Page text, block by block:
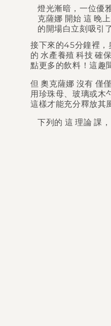
燈光漸暗，一位優
克薩娜 開始 這 晚上
的開場白立刻吸引
接下來的45分鐘裡，
的 水產養殖 科技 確保
點更多的飲料！這趣
但 奧克薩娜 沒有 僅僅
用珍珠母、玻璃或木
這樣才能充分釋放其
下列的 這 理論 課，